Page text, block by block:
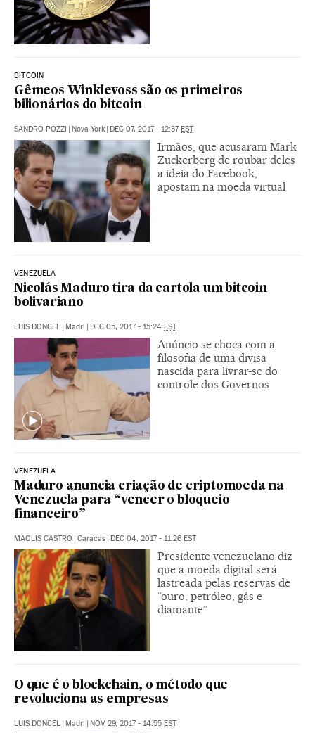
BITCOIN
Gêmeos Winklevoss são os primeiros
bilionários do bitcoin
SANDRO POZZI | Nova York | DEC 07, 2017 - 12:37EST
Irmãos, que acusaram Mark
Zuckerberg de roubar deles
a ideia do Facebook,
apostam na moeda virtual
VENEZUELA
Nicolás Maduro tira da cartola um bitcoin
bolivariano
LUIS DONCEL | Madri | DEC 05, 2017 - 15:24 EST
Anúncio se choca com a
filosofia de uma divisa
nascida para livrar-se do
controle dos Governos
VENEZUELA
Maduro anuncia criação de criptomoeda na
Venezuela para “vencer o bloqueio
financeiro”
MAOLIS CASTRO | Caracas | DEC 04, 2017 - 11:26 EST
Presidente venezuelano diz
que a moeda digital será
lastreada pelas reservas de
“ouro, petróleo, gás e
diamante”
O que é o blockchain, o método que
revoluciona as empresas
LUIS DONCEL | Madri | NOV 29, 2017 - 14:55 EST